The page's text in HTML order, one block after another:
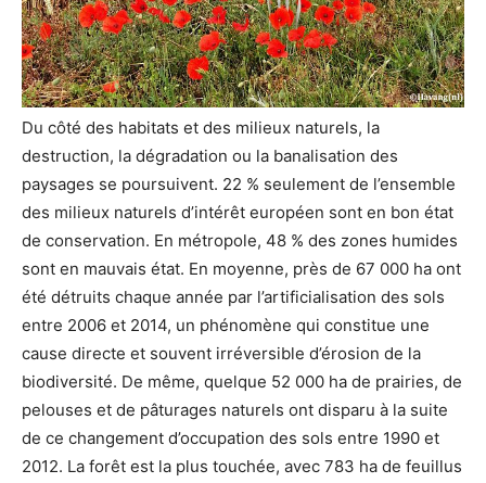
Du côté des habitats et des milieux naturels, la
destruction, la dégradation ou la banalisation des
paysages se poursuivent. 22 % seulement de l’ensemble
des milieux naturels d’intérêt européen sont en bon état
de conservation. En métropole, 48 % des zones humides
sont en mauvais état. En moyenne, près de 67 000 ha ont
été détruits chaque année par l’artificialisation des sols
entre 2006 et 2014, un phénomène qui constitue une
cause directe et souvent irréversible d’érosion de la
biodiversité. De même, quelque 52 000 ha de prairies, de
pelouses et de pâturages naturels ont disparu à la suite
de ce changement d’occupation des sols entre 1990 et
2012. La forêt est la plus touchée, avec 783 ha de feuillus